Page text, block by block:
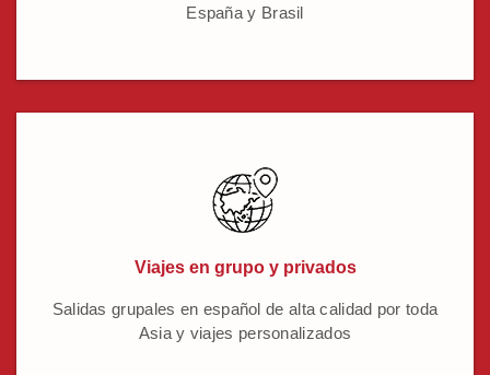
España y Brasil
Viajes en grupo y privados
Salidas grupales en español de alta calidad por toda
Asia y viajes personalizados